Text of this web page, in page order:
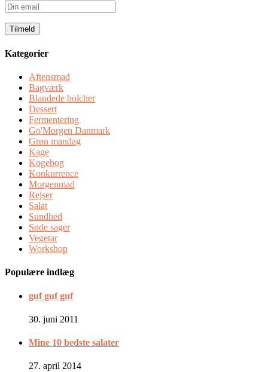
Din
Kategorier
Aftensmad
Bagværk
Blandede bolcher
Dessert
Fermentering
Go'Morgen Danmark
Grøn mandag
Kage
Kogebog
Konkurrence
Morgenmad
Rejser
Salat
Sundhed
Søde sager
Vegetar
Workshop
Populære indlæg
guf guf guf
30. juni 2011
Mine 10 bedste salater
27. april 2014